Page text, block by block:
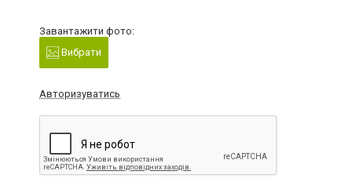
Завантажити фото:
Вибрати
Авторизуватись